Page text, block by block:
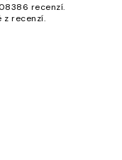
recenzí.
z recenzí.